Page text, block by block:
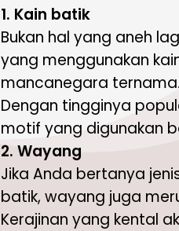
1. Kain batik
Bukan hal yang aneh
yang menggunakan
mancanegara ternama.
Dengan tingginya
motif yang digunakan
2. Wayang
Jika Anda bertanya
batik, wayang juga
Kerajinan yang kental